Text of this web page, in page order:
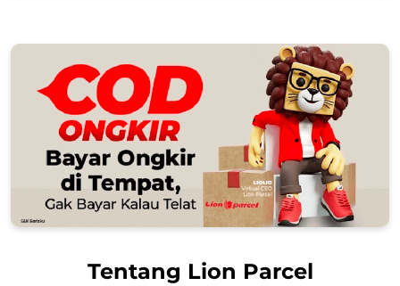
Tentang Lion Parcel